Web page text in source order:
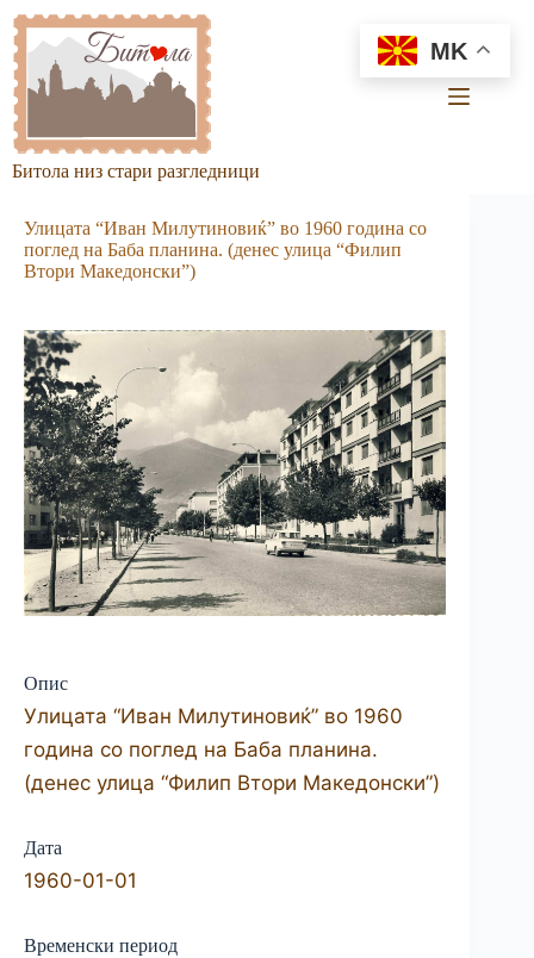
content
Битола низ стари разгледници
Улицата “Иван Милутиновиќ” во 1960 година со
поглед на Баба планина. (денес улица “Филип
Втори Македонски”)
Опис
Улицата “Иван Милутиновиќ” во 1960
година со поглед на Баба планина.
(денес улица “Филип Втори Македонски”)
Дата
1960-01-01
Временски период
MK